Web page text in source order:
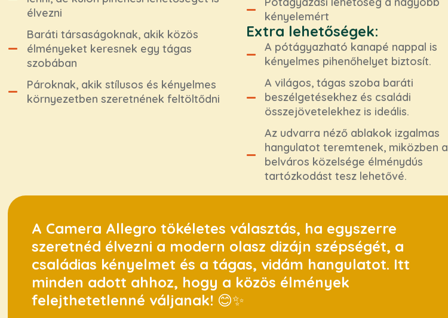
élvezni
Baráti társaságoknak, akik közös
élményeket keresnek egy tágas
szobában
Pároknak, akik stílusos és kényelmes
környezetben szeretnének feltöltődni
kényelemért
Extra lehetőségek:
A pótágyazható kanapé nappal is
kényelmes pihenőhelyet biztosít.
A világos, tágas szoba baráti
beszélgetésekhez és családi
összejövetelekhez is ideális.
Az udvarra néző ablakok izgalmas
hangulatot teremtenek, miközben a
belváros közelsége élménydús
tartózkodást tesz lehetővé.
A Camera Allegro tökéletes választás, ha egyszerre
szeretnéd élvezni a modern olasz dizájn szépségét, a
családias kényelmet és a tágas, vidám hangulatot. Itt
minden adott ahhoz, hogy a közös élmények
felejthetetlenné váljanak! 😊✨